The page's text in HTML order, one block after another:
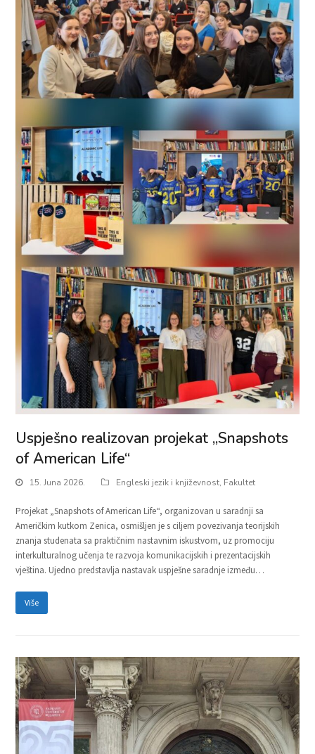
Uspješno realizovan projekat „Snapshots
of American Life“
15. Juna 2026. Engleski jezik i književnost, Fakultet
Projekat „Snapshots of American Life“, organizovan u saradnji sa
Američkim kutkom Zenica, osmišljen je s ciljem povezivanja teorijskih
znanja studenata sa praktičnim nastavnim iskustvom, uz promociju
interkulturalnog učenja te razvoja komunikacijskih i prezentacijskih
vještina. Ujedno predstavlja nastavak uspješne saradnje između…
Više